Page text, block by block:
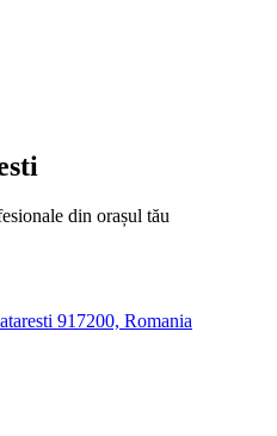
din orașul tău
917200, Romania